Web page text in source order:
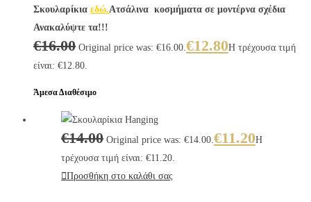
Σκουλαρίκια εδώ.Ατσάλινα κοσμήματα σε μοντέρνα σχέδια
Ανακαλύψτε τα!!!
€16.00 Original price was: €16.00.€12.80Η τρέχουσα τιμή
είναι: €12.80.
Άμεσα Διαθέσιμο
€14.00 Original price was: €14.00.€11.20Η
τρέχουσα τιμή είναι: €11.20.
Προσθήκη στο καλάθι σας